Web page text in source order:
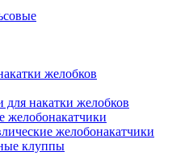
желобков
для накатки желобков
желобонакатчики
желобонакатчики
клуппы